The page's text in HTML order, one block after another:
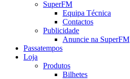
SuperFM
Equipa Técnica
Contactos
Publicidade
Anuncie na SuperFM
Passatempos
Loja
Produtos
Bilhetes